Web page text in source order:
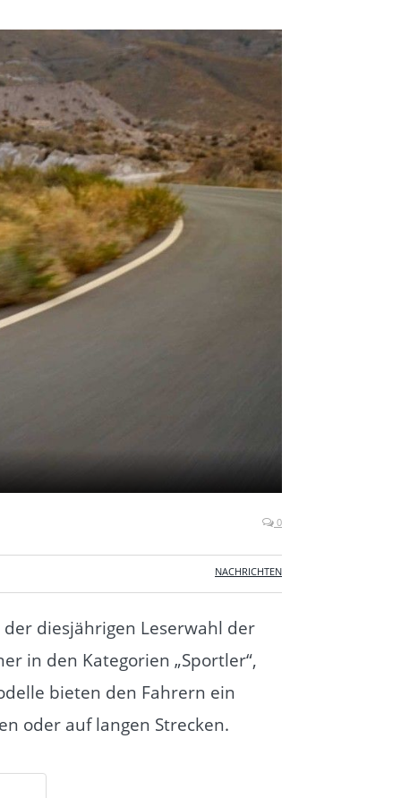
0
NACHRICHTEN
diesjährigen Leserwahl der
in den Kategorien „Sportler“,
bieten den Fahrern ein
oder auf langen Strecken.